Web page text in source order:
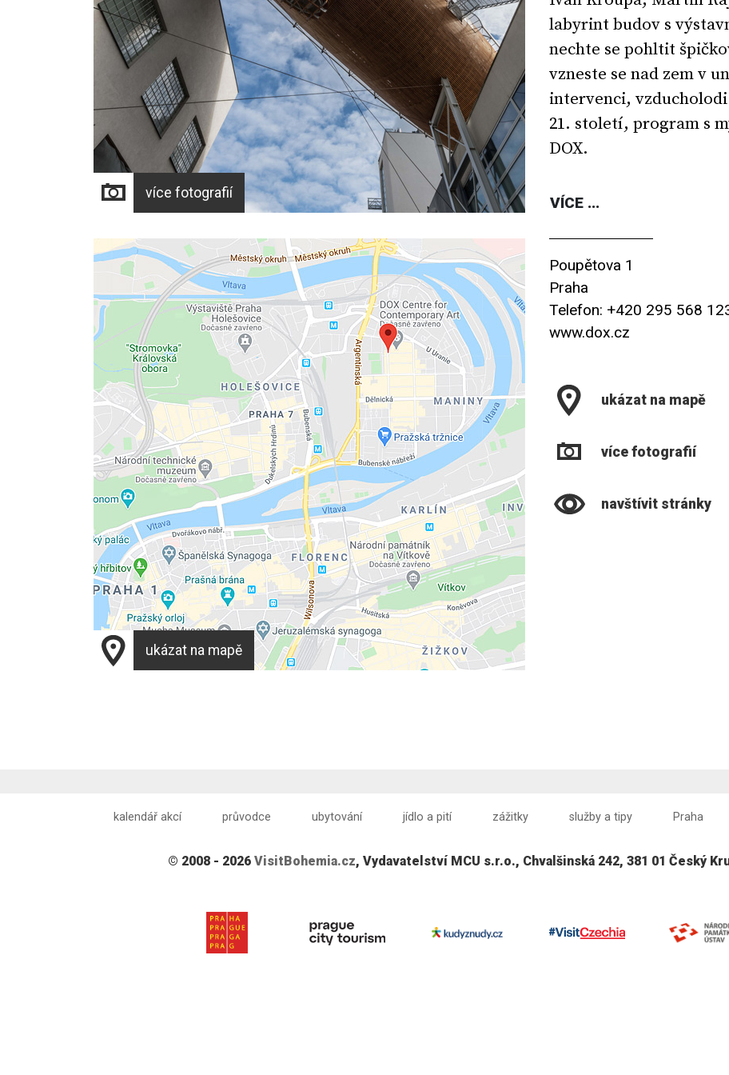
více fotografií
labyrint budov s
nechte se pohltit
vzneste se nad zem v
intervenci,
21. století, program s
DOX.
VÍCE ...
ukázat na mapě
Poupětova 1
Praha
Telefon: +420 295 568
www.dox.cz
ukázat na mapě
více fotografií
navštívit stránky
kalendář akcí průvodce ubytování jídlo a pití zážitky služby a tipy Praha
© 2008 - 2026 VisitBohemia.cz, Vydavatelství MCU s.r.o., Chvalšinská 242, 381 01 Český